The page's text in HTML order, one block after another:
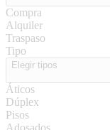
Compra
Alquiler
Traspaso
Tipo
Elegir tipos
Áticos
Dúplex
Pisos
Adosados